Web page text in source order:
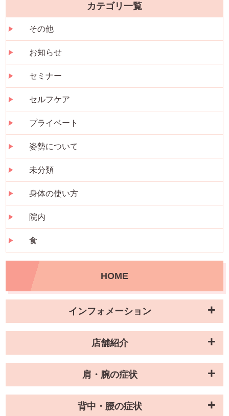
カテゴリ一覧
その他
お知らせ
セミナー
セルフケア
プライベート
姿勢について
未分類
身体の使い方
院内
食
HOME
インフォメーション
店舗紹介
肩・腕の症状
背中・腰の症状